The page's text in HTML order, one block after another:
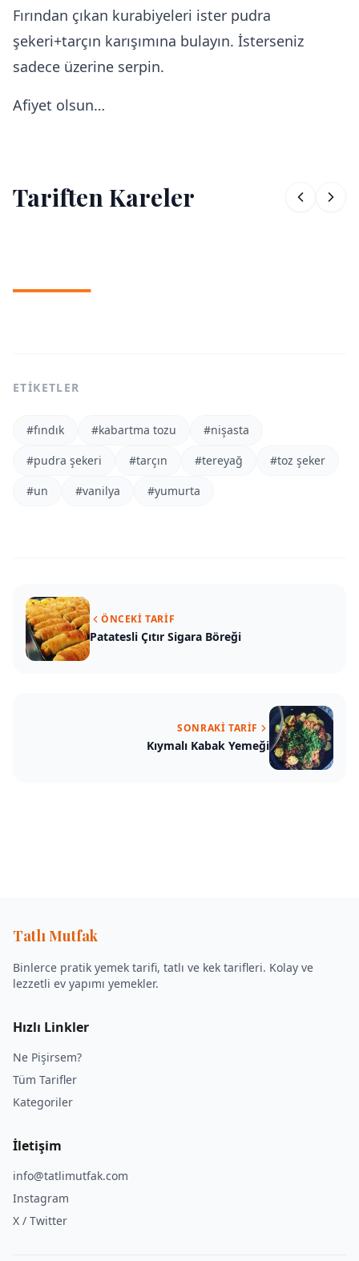
Fırından çıkan kurabiyeleri ister pudra
şekeri+tarçın karışımına bulayın. İsterseniz
sadece üzerine serpin.
Afiyet olsun…
Tariften Kareler
ETIKETLER
#fındık #kabartma tozu #nişasta
#pudra şekeri #tarçın #tereyağ #toz şeker
#un #vanilya #yumurta
ÖNCEKI TARIF
Patatesli Çıtır Sigara Böreği
SONRAKI TARIF
Kıymalı Kabak Yemeği
Tatlı Mutfak
Binlerce pratik yemek tarifi, tatlı ve kek tarifleri. Kolay ve
lezzetli ev yapımı yemekler.
Hızlı Linkler
Ne Pişirsem?
Tüm Tarifler
Kategoriler
İletişim
info@tatlimutfak.com
Instagram
X / Twitter